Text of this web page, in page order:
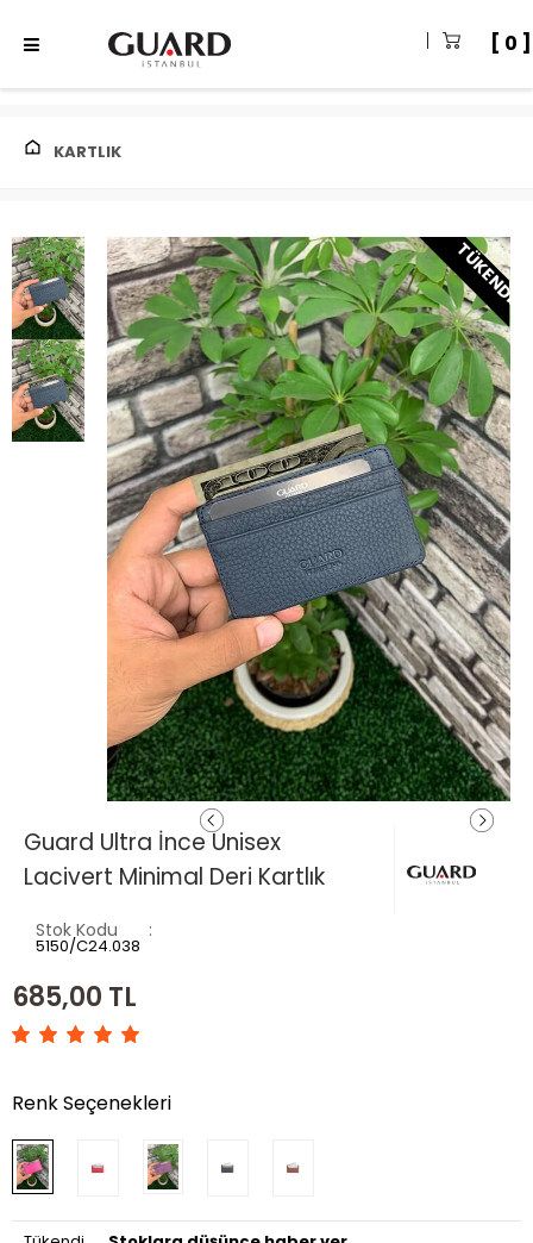
0
KARTLIK
TÜKENDI
Guard Ultra İnce Unisex
Lacivert Minimal Deri Kartlık
Stok Kodu
5150/C24.038
685,00 TL
Renk Seçenekleri